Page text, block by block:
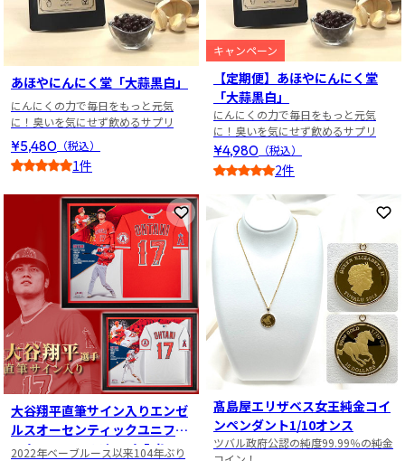
あほやにんにく堂「大蒜黒白」
にんにくの力で毎日をもっと元気
に！臭いを気にせず飲めるサプリ
¥5,480 （税込）
1件
キャンペーン
【定期便】あほやにんにく堂
「大蒜黒白」
にんにくの力で毎日をもっと元気
に！臭いを気にせず飲めるサプリ
¥4,980 （税込）
2件
お気に入りに登録
大谷翔平直筆サイン入りエンゼ
ルスオーセンティックユニフォ
ーム2023MVPフレーム入り
2022年ベーブルース以来104年ぶり
お
髙島屋エリザベス女王純金コイ
ンペンダント1/10オンス
ツバル政府公認の純度99.99％の純金